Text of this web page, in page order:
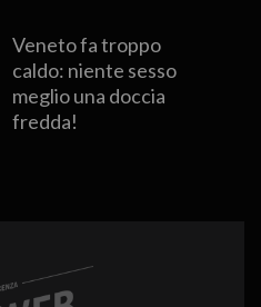
Veneto fa troppo
caldo: niente sesso
meglio una doccia
fredda!